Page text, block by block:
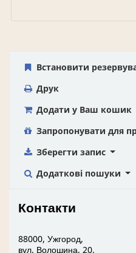
Встановити
Друк
Додати у Ваш кошик
Запропонувати для
Зберегти запис
Додаткові пошуки
Контакти
88000, Ужгород,
вул. Волошина, 20.